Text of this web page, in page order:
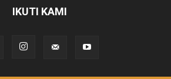
IKUTI KAMI